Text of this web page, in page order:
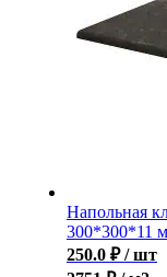
Напольная
300*300*11
250.0 ₽ / шт